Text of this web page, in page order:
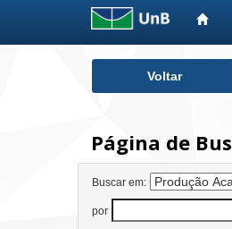
Voltar
Página de
Buscar em:
por